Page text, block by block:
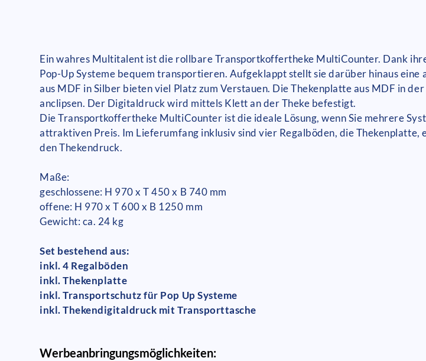
Ein wahres Multitalent ist die rollbare Transportkoffertheke MultiCounter. Dank
Pop-Up Systeme bequem transportieren. Aufgeklappt stellt sie darüber hinaus
aus MDF in Silber bieten viel Platz zum Verstauen. Die Thekenplatte aus MDF in
anclipsen. Der Digitaldruck wird mittels Klett an der Theke befestigt.
Die Transportkoffertheke MultiCounter ist die ideale Lösung, wenn Sie mehrere
attraktiven Preis. Im Lieferumfang inklusiv sind vier Regalböden, die
den Thekendruck.
Maße:
geschlossene: H 970 x T 450 x B 740 mm
offene: H 970 x T 600 x B 1250 mm
Gewicht: ca. 24 kg
Set bestehend aus:
inkl. 4 Regalböden
inkl. Thekenplatte
inkl. Transportschutz für Pop Up Systeme
inkl. Thekendigitaldruck mit Transporttasche
Werbeanbringungsmöglichkeiten: